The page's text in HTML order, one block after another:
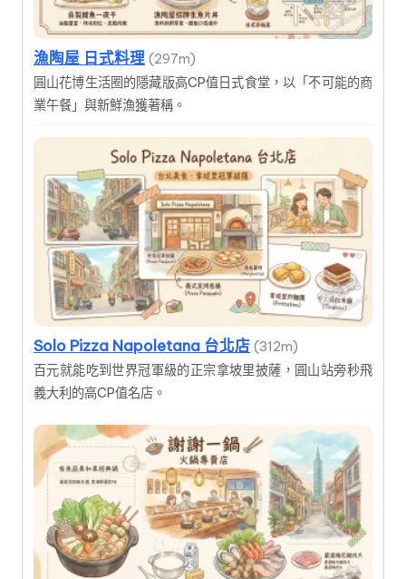
漁陶屋 日式料理 (297m)
圓山花博生活圈的隱藏版高CP值日式食堂，以「不可能的商
業午餐」與新鮮漁獲著稱。
Solo Pizza Napoletana 台北店 (312m)
百元就能吃到世界冠軍級的正宗拿坡里披薩，圓山站旁秒飛
義大利的高CP值名店。